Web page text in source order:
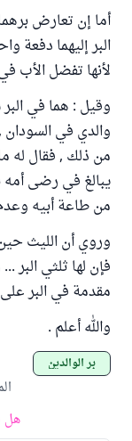
أما إن تعارض
البر إليهما دفعة
لأنها تفضل الأب
وقيل : هما في
والدي في
من ذلك , فقال له
يبالغ في رضى أمه
من طاعة أبيه
وروي أن الليث
فإن لها ثلثي البر
مقدمة في البر
والله أعلم .
بر الوالدين
هل